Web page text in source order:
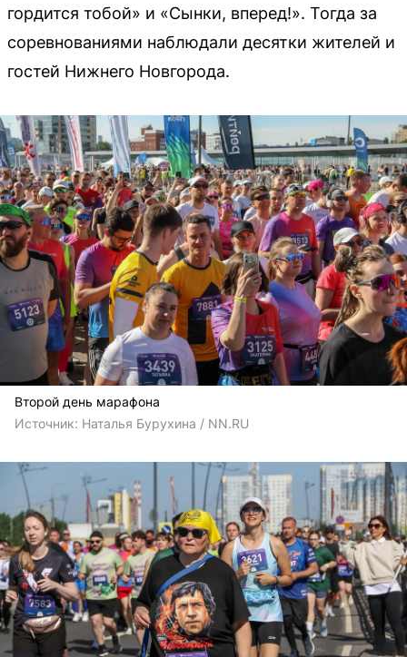
гордится тобой» и «Сынки, вперед!». Тогда за
соревнованиями наблюдали десятки жителей и
гостей Нижнего Новгорода.
Второй день марафона
Источник: Наталья Бурухина / NN.RU